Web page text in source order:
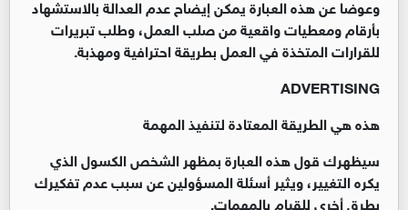
وعوضا عن هذه العبارة يمكن إيضاح عدم العدالة بالاستشهاد
بأرقام ومعطيات واقعية من صلب العمل، وطلب تبريرات
للقرارات المتخذة في العمل بطريقة احترافية ومهذبة.
ADVERTISING
هذه هي الطريقة المعتادة لتنفيذ المهمة
سيظهرك قول هذه العبارة بمظهر الشخص الكسول الذي
يكره التغيير، ويثير أسئلة المسؤولين عن سبب عدم تفكيرك
بطرق أخرى للقيام بالمهمات.